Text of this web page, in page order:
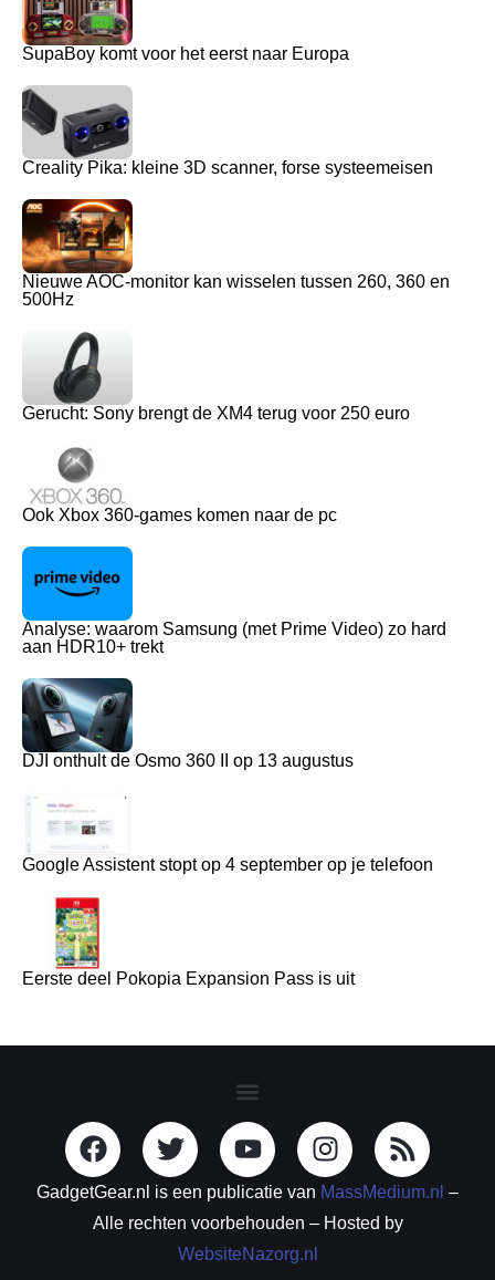
SupaBoy komt voor het eerst naar Europa
Creality Pika: kleine 3D scanner, forse systeemeisen
Nieuwe AOC-monitor kan wisselen tussen 260, 360 en
500Hz
Gerucht: Sony brengt de XM4 terug voor 250 euro
Ook Xbox 360-games komen naar de pc
Analyse: waarom Samsung (met Prime Video) zo hard
aan HDR10+ trekt
DJI onthult de Osmo 360 II op 13 augustus
Google Assistent stopt op 4 september op je telefoon
Eerste deel Pokopia Expansion Pass is uit
GadgetGear.nl is een publicatie van MassMedium.nl –
Alle rechten voorbehouden – Hosted by
WebsiteNazorg.nl